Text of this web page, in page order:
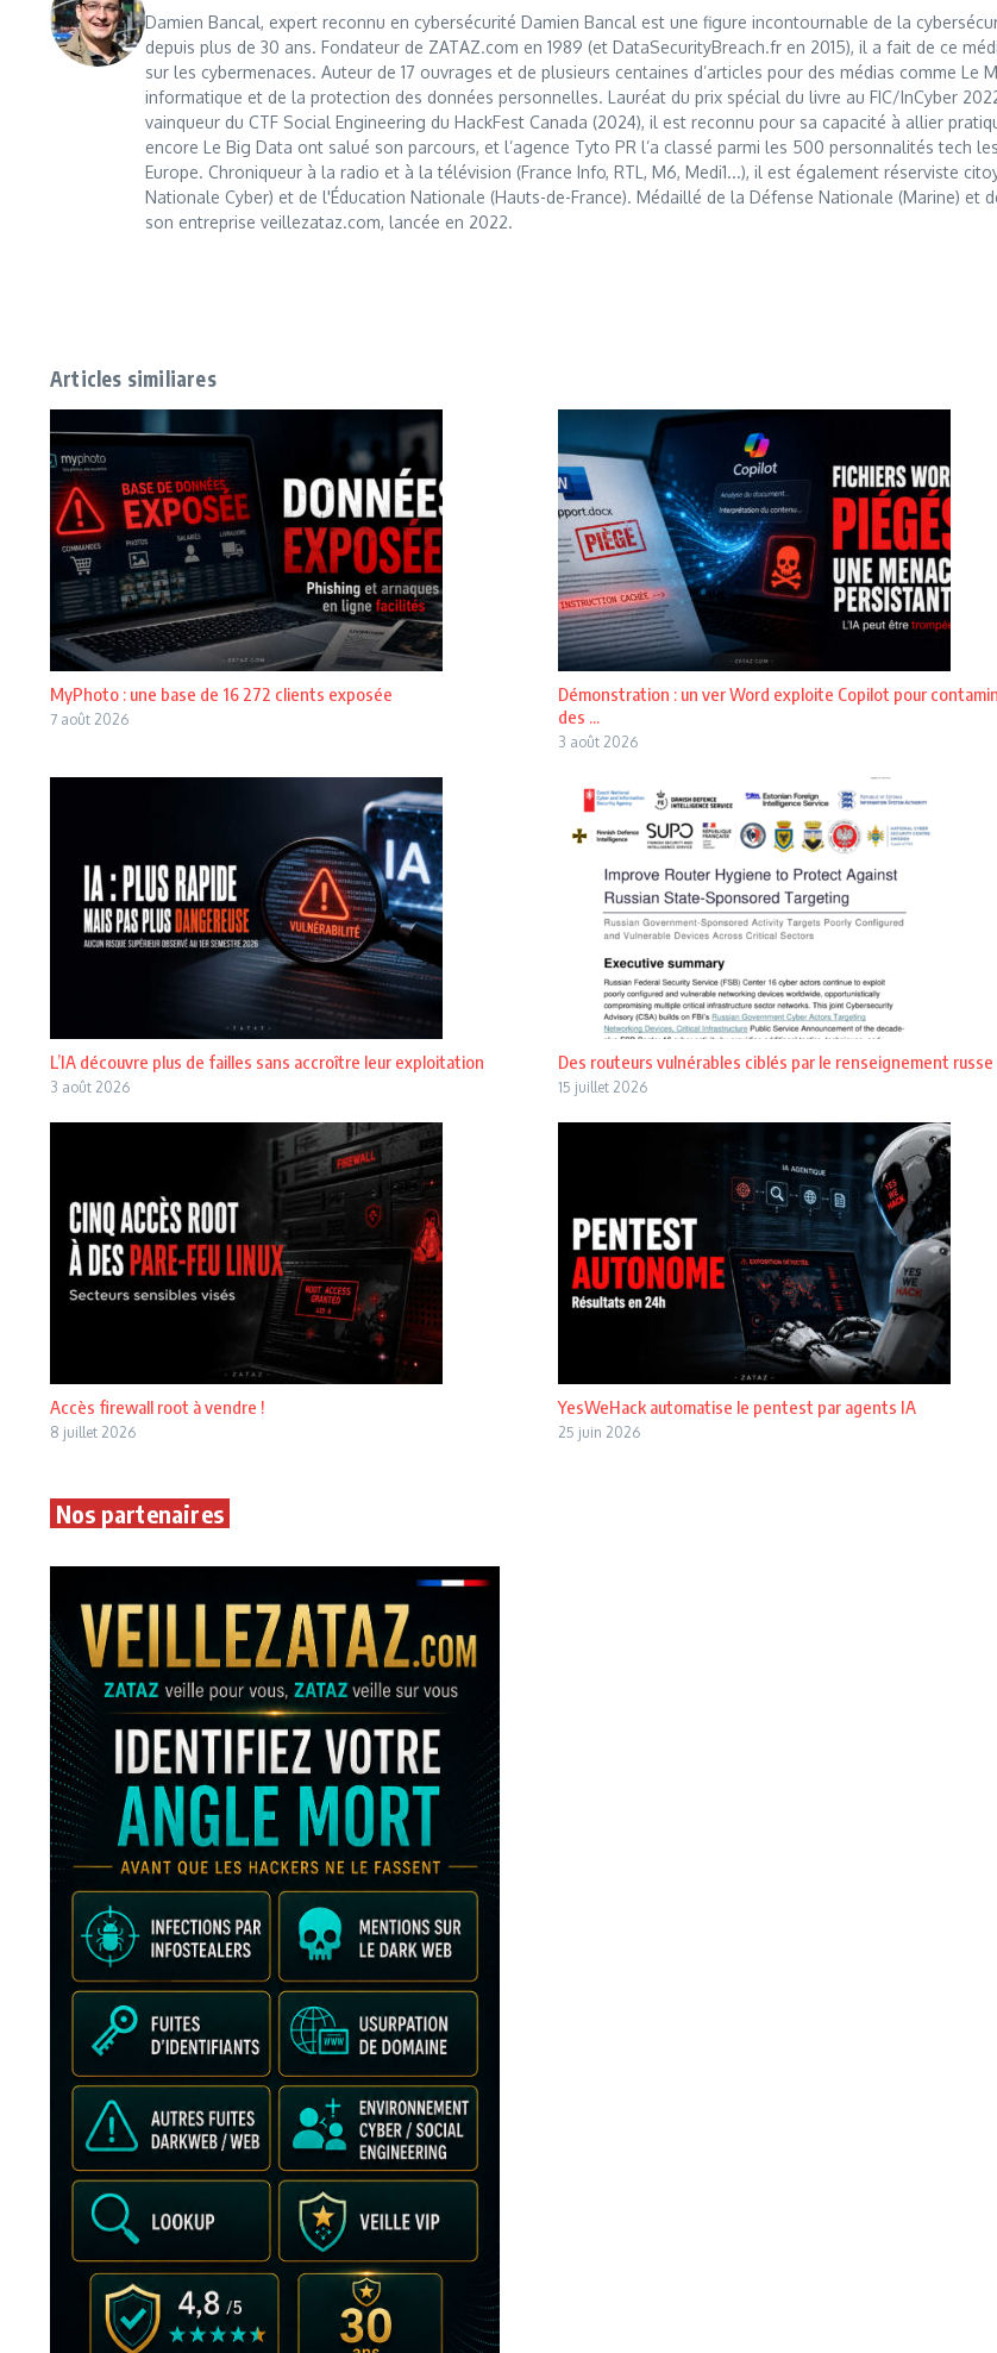
Damien Bancal, expert reconnu en cybersécurité Damien Bancal est une figure incontournable de la
depuis plus de 30 ans. Fondateur de ZATAZ.com en 1989 (et DataSecurityBreach.fr en 2015), il a fait de ce
sur les cybermenaces. Auteur de 17 ouvrages et de plusieurs centaines d’articles pour des médias comme Le
informatique et de la protection des données personnelles. Lauréat du prix spécial du livre au FIC/InCyber
vainqueur du CTF Social Engineering du HackFest Canada (2024), il est reconnu pour sa capacité à allier
encore Le Big Data ont salué son parcours, et l’agence Tyto PR l’a classé parmi les 500 personnalités tech
Europe. Chroniqueur à la radio et à la télévision (France Info, RTL, M6, Medi1...), il est également réserviste
Nationale Cyber) et de l'Éducation Nationale (Hauts-de-France). Médaillé de la Défense Nationale (Marine)
son entreprise veillezataz.com, lancée en 2022.
Articles similiares
MyPhoto : une base de 16 272 clients exposée
7 août 2026
Démonstration : un ver Word exploite Copilot pour
des ...
3 août 2026
L’IA découvre plus de failles sans accroître leur exploitation
3 août 2026
Des routeurs vulnérables ciblés par le renseignement russe
15 juillet 2026
Accès firewall root à vendre !
8 juillet 2026
YesWeHack automatise le pentest par agents IA
25 juin 2026
Nos partenaires